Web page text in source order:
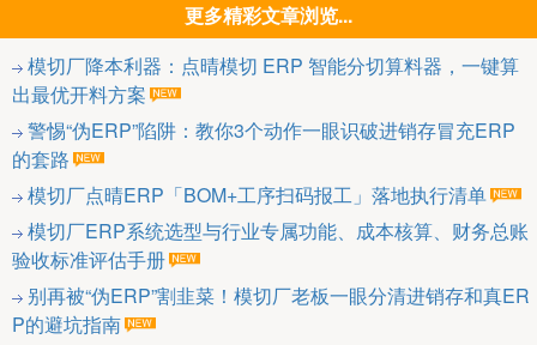
更多精彩文章浏览...
模切厂降本利器：点晴模切 ERP 智能分切算料器，一键算
出最优开料方案
警惕“伪ERP”陷阱：教你3个动作一眼识破进销存冒充ERP
的套路
模切厂点晴ERP「BOM+工序扫码报工」落地执行清单
模切厂ERP系统选型与行业专属功能、成本核算、财务总账
验收标准评估手册
别再被“伪ERP”割韭菜！模切厂老板一眼分清进销存和真ER
P的避坑指南